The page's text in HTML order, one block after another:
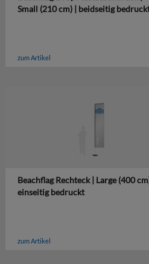
Small (210 cm) | beidseitig
zum Artikel
Beachflag Rechteck | Large (400
einseitig bedruckt
zum Artikel